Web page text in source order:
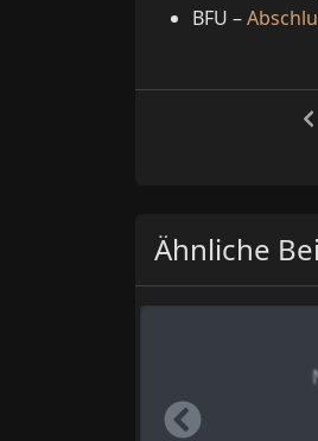
BFU –
Ähnliche
Left